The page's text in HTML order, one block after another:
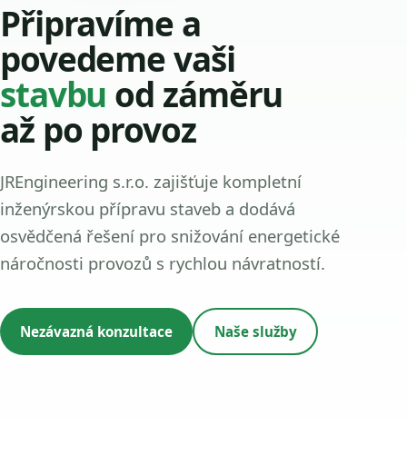
Připravíme a
povedeme vaši
stavbu od záměru
až po provoz
JREngineering s.r.o. zajišťuje kompletní
inženýrskou přípravu staveb a dodává
osvědčená řešení pro snižování energetické
náročnosti provozů s rychlou návratností.
Nezávazná konzultace Naše služby